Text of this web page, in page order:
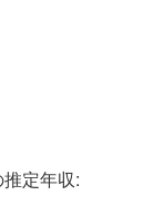
定年収: